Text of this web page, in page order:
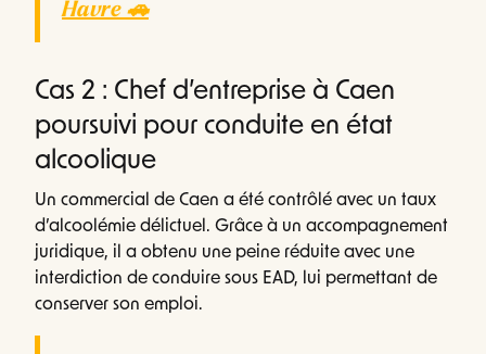
Havre 🚗
Cas 2 : Chef d’entreprise à Caen
poursuivi pour conduite en état
alcoolique
Un commercial de Caen a été contrôlé avec un taux
d’alcoolémie délictuel. Grâce à un accompagnement
juridique, il a obtenu une peine réduite avec une
interdiction de conduire sous EAD, lui permettant de
conserver son emploi.